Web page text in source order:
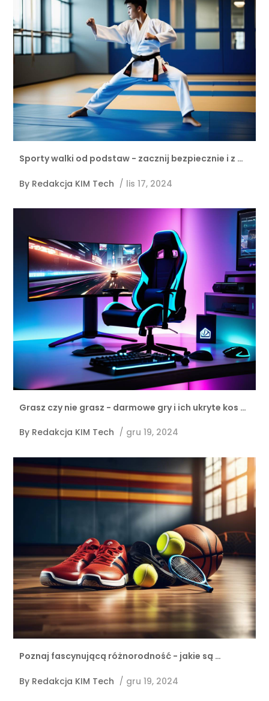
Sporty walki od podstaw - zacznij bezpiecznie i z …
By Redakcja KIM Tech / lis 17, 2024
Grasz czy nie grasz - darmowe gry i ich ukryte kos …
By Redakcja KIM Tech / gru 19, 2024
Poznaj fascynującą różnorodność - jakie są …
By Redakcja KIM Tech / gru 19, 2024